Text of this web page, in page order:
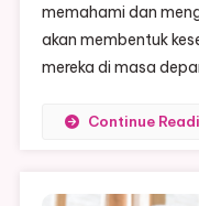
memahami dan
akan membentuk
mereka di masa
Continue